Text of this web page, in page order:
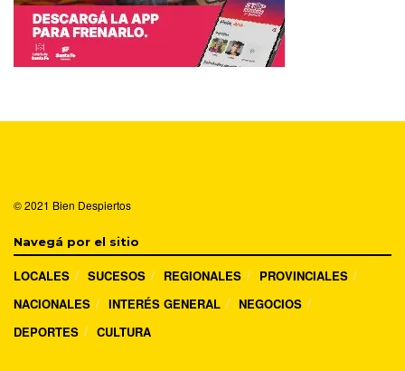
© 2021 Bien Despiertos
Navegá por el sitio
LOCALES SUCESOS REGIONALES
PROVINCIALES
NACIONALES
INTERÉS GENERAL
NEGOCIOS
DEPORTES
CULTURA